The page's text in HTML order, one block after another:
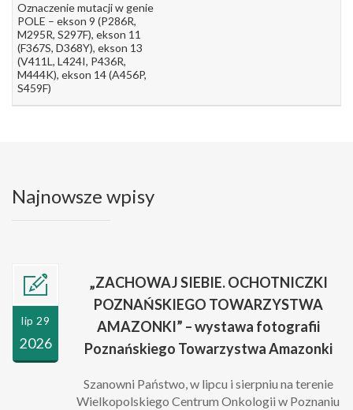
Oznaczenie mutacji w genie
POLE – ekson 9 (P286R,
M295R, S297F), ekson 11
(F367S, D368Y), ekson 13
(V411L, L424I, P436R,
M444K), ekson 14 (A456P,
S459F)
Najnowsze wpisy
lip 29
2026
„ZACHOWAJ SIEBIE. OCHOTNICZKI
POZNAŃSKIEGO TOWARZYSTWA
AMAZONKI” – wystawa fotografii
Poznańskiego Towarzystwa Amazonki
Szanowni Państwo, w lipcu i sierpniu na terenie
Wielkopolskiego Centrum Onkologii w Poznaniu